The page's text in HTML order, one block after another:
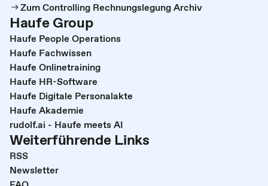
Zum Controlling Rechnungslegung Archiv
Haufe Group
Haufe People Operations
Haufe Fachwissen
Haufe Onlinetraining
Haufe HR-Software
Haufe Digitale Personalakte
Haufe Akademie
rudolf.ai - Haufe meets AI
Weiterführende Links
RSS
Newsletter